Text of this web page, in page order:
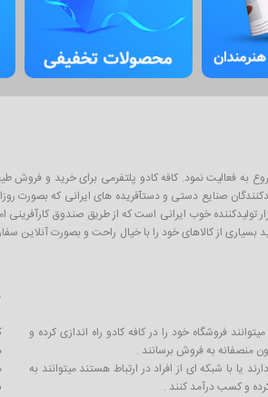
و با نظارت وزارت صنعت معدن و تجارت شروع به فعالیت نمود. کافه کادو
صنایع دستی و دستآفریده های ایرانی که بصورت
محصولات به عنوان کادو و هدیه برای عزیزان است . از آنجا که کافه کادو ، بازوی فروش بیش از ۹۰۰
بسیاری از کالاهای خود را با خیال راحت و بصورت
فروشگاه خود را در کافه کادو راه اندازی کرده و
منصفانه به فروش برسانند .
یا با شبکه ای از افراد در ارتباط هستند میتوانند به
و کسب درآمد کنند .